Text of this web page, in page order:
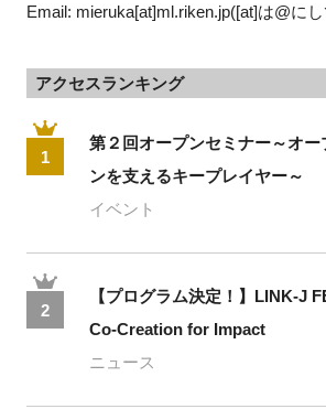
Email: mieruka[at]ml.riken.jp([at]は@に
アクセスランキング
1
第２回オープンセミナー～オー
ンを支えるキープレイヤー～
イベント
2
【プログラム決定！】LINK-J
Co-Creation for Impact
ニュース